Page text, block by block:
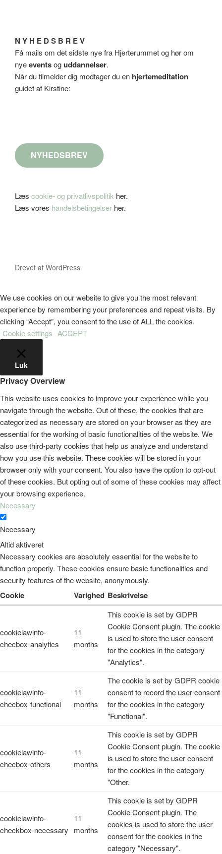
N Y H E D S B R E V
Få mails om det sidste nye fra Hjerterummet og hør om
nyeeventsoguddannelser.
Når du tilmelder dig modtager du en hjertemeditation
guidet af Kirstine:
NYHEDSBREV
Læs cookie- og privatlivspolitik her.
Læs vores handelsbetingelser her.
Drevet af WordPress
We use cookies on our website to give you the most relevant
experience by remembering your preferences and repeat visits. By
clicking “Accept”, you consent to the use of ALL the cookies.
Cookie settings ACCEPT
Luk
Privacy Overview
This website uses cookies to improve your experience while you
navigate through the website. Out of these, the cookies that are
categorized as necessary are stored on your browser as they are
essential for the working of basic functionalities of the website. We
also use third-party cookies that help us analyze and understand
how you use this website. These cookies will be stored in your
browser only with your consent. You also have the option to opt-out
of these cookies. But opting out of some of these cookies may affect
your browsing experience.
Necessary
Necessary
Altid aktiveret
Necessary cookies are absolutely essential for the website to
function properly. These cookies ensure basic functionalities and
security features of the website, anonymously.
Cookie Varighed Beskrivelse
cookielawinfo-
checbox-analytics
11
months
This cookie is set by GDPR
Cookie Consent plugin. The cookie
is used to store the user consent
for the cookies in the category
"Analytics".
cookielawinfo-
checbox-functional
11
months
The cookie is set by GDPR cookie
consent to record the user consent
for the cookies in the category
"Functional".
cookielawinfo-
checbox-others
11
months
This cookie is set by GDPR
Cookie Consent plugin. The cookie
is used to store the user consent
for the cookies in the category
"Other.
cookielawinfo-
checkbox-necessary
11
months
This cookie is set by GDPR
Cookie Consent plugin. The
cookies is used to store the user
consent for the cookies in the
category "Necessary".